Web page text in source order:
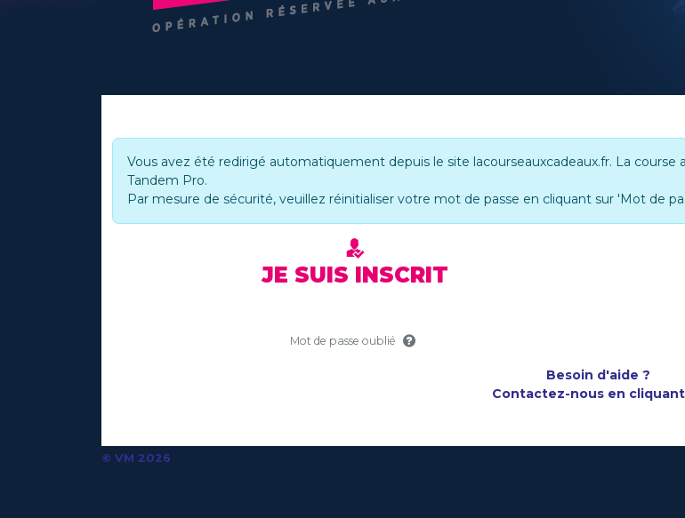
Vous avez été redirigé automatiquement depuis le site lacourseauxcadeaux.fr. La
Tandem Pro.
Par mesure de sécurité, veuillez réinitialiser votre mot de passe en cliquant sur 'Mot de
JE SUIS INSCRIT
Mot de passe oublié
Besoin d'aide ?
Contactez-nous en
© VM 2026